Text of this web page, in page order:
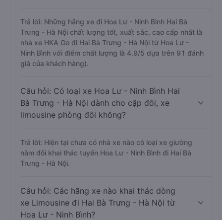
Trả lời: Những hãng xe đi Hoa Lư - Ninh Bình Hai Bà
Trưng - Hà Nội chất lượng tốt, xuất sắc, cao cấp nhất là
nhà xe HKA Go đi Hai Bà Trưng - Hà Nội từ Hoa Lư -
Ninh Bình với điểm chất lượng là 4.9/5 dựa trên 91 đánh
giá của khách hàng).
Câu hỏi: Có loại xe Hoa Lư - Ninh Bình Hai
Bà Trưng - Hà Nội dành cho cặp đôi, xe
limousine phòng đôi không?
Trả lời: Hiện tại chưa có nhà xe nào có loại xe giường
nằm đôi khai thác tuyến Hoa Lư - Ninh Bình đi Hai Bà
Trưng - Hà Nội.
Câu hỏi: Các hãng xe nào khai thác dòng
xe Limousine đi Hai Bà Trưng - Hà Nội từ
Hoa Lư - Ninh Bình?